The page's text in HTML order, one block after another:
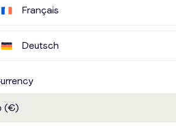
Français
Deutsch
(€)